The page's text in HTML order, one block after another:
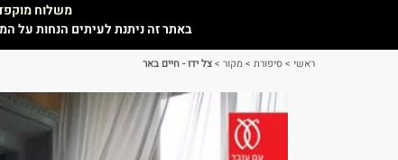
משלוח מוקפד
באתר זה ניתנת לעיתים הנחות על
ראשי >סיפורת >מקור >צל ידו - חיים באר